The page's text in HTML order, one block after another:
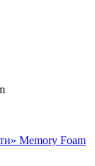
Memory Foam